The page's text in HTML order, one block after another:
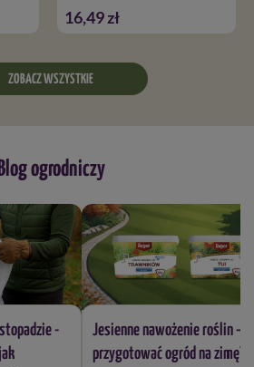
16,49 zł
ZOBACZ WSZYSTKIE
Blog ogrodniczy
-
Jesienne nawożenie roślin –
przygotować ogród na zimę?